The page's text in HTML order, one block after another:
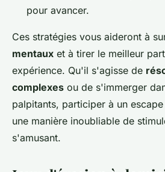
pour avancer.
Ces stratégies vous aideront à
mentaux et à tirer le meilleur
expérience. Qu'il s'agisse de
complexes ou de s'immerger
palpitants, participer à un
une manière inoubliable de
s'amusant.